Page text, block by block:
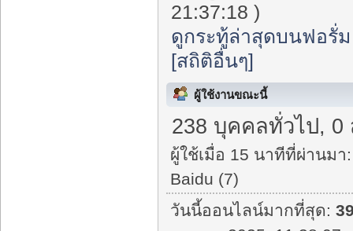
21:37:18 )
ดูกระทู้ล่าสุดบนฟอรั่ม
[สถิติอื่นๆ]
ผู้ใช้งานขณะนี้
238 บุคคลทั่วไป, 0
ผู้ใช้เมื่อ 15 นาทีที่ผ่านมา:
Baidu (7)
วันนี้ออนไลน์มากที่สุด: